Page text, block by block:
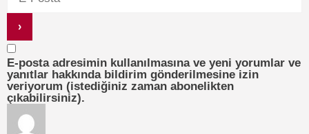
E-posta adresimin kullanılmasına ve yeni yorumlar ve
yanıtlar hakkında bildirim gönderilmesine izin
veriyorum (istediğiniz zaman abonelikten
çıkabilirsiniz).